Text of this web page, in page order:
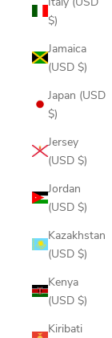
$)
Jamaica
(USD $)
Japan (USD
$)
Jersey
(USD $)
Jordan
(USD $)
Kazakhstan
(USD $)
Kenya
(USD $)
Kiribati